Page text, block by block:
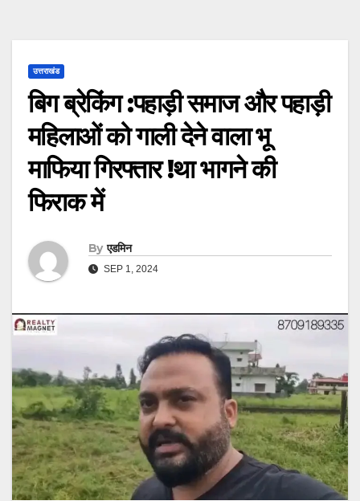
उत्तराखंड
बिग ब्रेकिंग :पहाड़ी समाज और पहाड़ी
महिलाओं को गाली देने वाला भू
माफिया गिरफ्तार !था भागने की
फिराक में
By एडमिन
SEP 1, 2024